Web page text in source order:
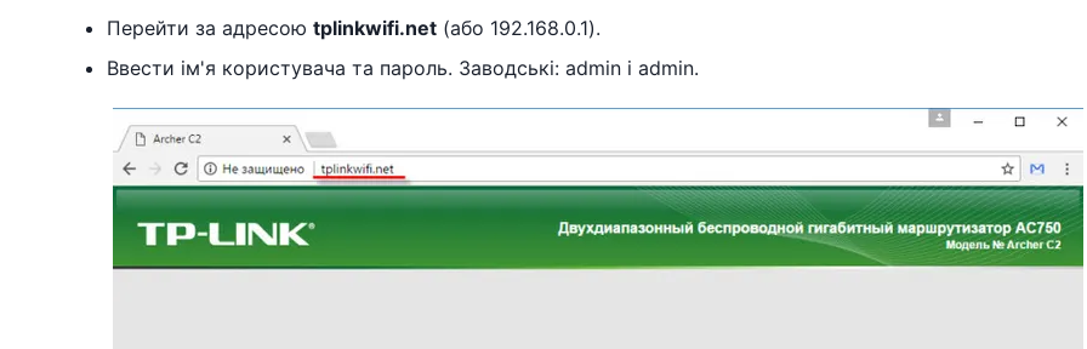
Перейти за адресою tplinkwifi.net (або 192.168.0.1).
Ввести ім'я користувача та пароль. Заводські: admin і admin.